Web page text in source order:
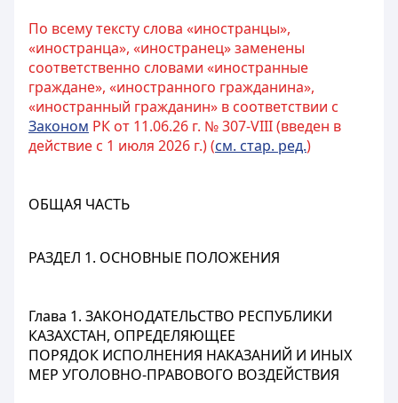
По всему тексту слова «иностранцы»,
«иностранца», «иностранец» заменены
соответственно словами «иностранные
граждане», «иностранного гражданина»,
«иностранный гражданин» в соответствии с
Законом РК от 11.06.26 г. № 307-VIII (введен в
действие с 1 июля 2026 г.) (см. стар. ред.)
ОБЩАЯ ЧАСТЬ
РАЗДЕЛ 1. ОСНОВНЫЕ ПОЛОЖЕНИЯ
Глава 1. ЗАКОНОДАТЕЛЬСТВО РЕСПУБЛИКИ
КАЗАХСТАН, ОПРЕДЕЛЯЮЩЕЕ
ПОРЯДОК ИСПОЛНЕНИЯ НАКАЗАНИЙ И ИНЫХ
МЕР УГОЛОВНО-ПРАВОВОГО ВОЗДЕЙСТВИЯ